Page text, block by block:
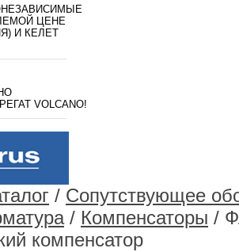
ЦЕНЕ
И КЕЛЕТ
VOLCANO!
/ Сопутствующее
/ Компенсаторы /
компенсатор